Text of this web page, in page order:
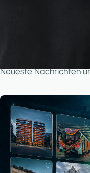
Neueste Nachrichten